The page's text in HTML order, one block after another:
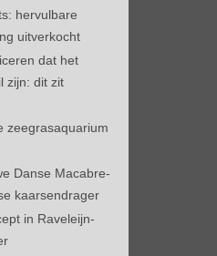
hervulbare
uitverkocht
dat het
zijn: dit zit
zeegrasaquarium
Danse Macabre-
kaarsendrager
in Raveleijn-